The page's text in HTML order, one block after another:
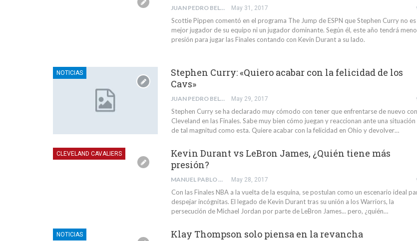
JUAN PEDRO BELMONTE GARCÍA May 31, 2017
Scottie Pippen comentó en el programa The Jump de ESPN que Stephen Curry no es
mejor jugador de su equipo ni un jugador dominante. Según él, este año tendrá
presión para jugar las Finales contando con Kevin Durant a su lado.
NOTICIAS
Stephen Curry: «Quiero acabar con la felicidad de los
Cavs»
JUAN PEDRO BELMONTE GARCÍA May 29, 2017
Stephen Curry se ha declarado muy cómodo con tener que enfrentarse de nuevo con
Cleveland en las Finales. Sabe muy bien cómo juegan y reaccionan ante una situación
de tal magnitud como esta. Quiere acabar con la felicidad en Ohio y devolver…
CLEVELAND CAVALIERS
Kevin Durant vs LeBron James, ¿Quién tiene más
presión?
MANUEL PABLO VERDUGO PUJOL May 28, 2017
Con las Finales NBA a la vuelta de la esquina, se postulan como un escenario ideal
despejar incógnitas. El legado de Kevin Durant tras su unión a los Warriors, la
persecución de Michael Jordan por parte de LeBron James... pero, ¿quién…
NOTICIAS Klay Thompson solo piensa en la revancha